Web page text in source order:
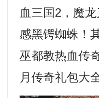
血三国2，魔
感黑锷蜘蛛！
巫都教热血传
月传奇礼包大